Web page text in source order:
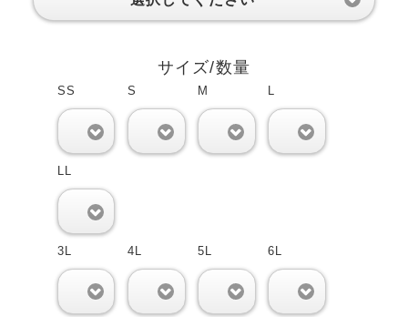
サイズ/数量
SS S M L
LL
3L 4L 5L 6L